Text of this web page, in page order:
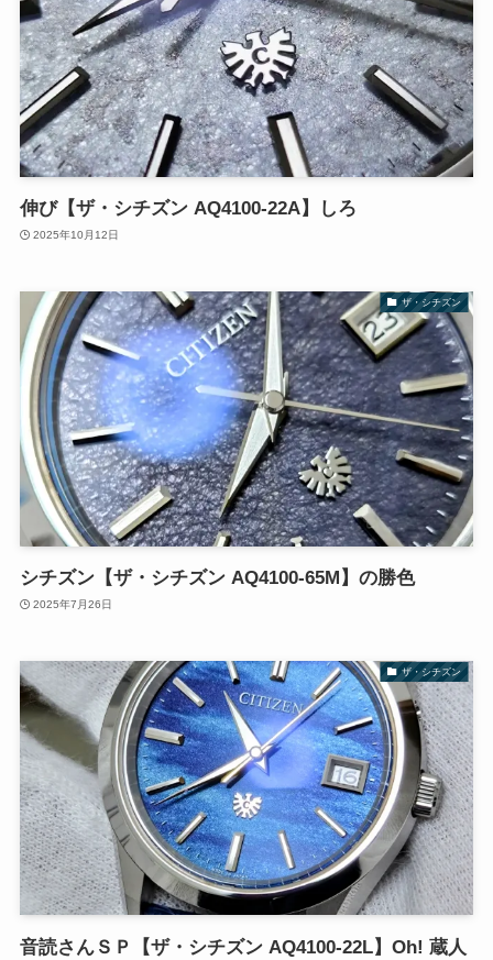
伸び【ザ・シチズン AQ4100-22A】しろ
2025年10月12日
ザ・シチズン
シチズン【ザ・シチズン AQ4100-65M】の勝色
2025年7月26日
ザ・シチズン
音読さんＳＰ【ザ・シチズン AQ4100-22L】Oh! 蔵人